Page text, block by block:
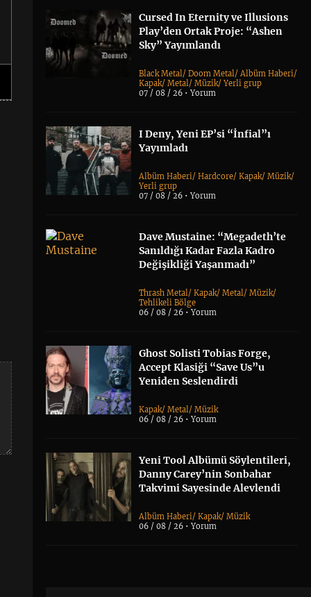
Cursed In Eternity ve Illusions
Play’den Ortak Proje: “Ashen
Sky” Yayımlandı
Black Metal/Doom Metal/Albüm Haberi/
Kapak/Metal/Müzik/Yerli grup
07 / 08 / 26 •Yorum
I Deny, Yeni EP’si “İnfial”ı
Yayımladı
Albüm Haberi/Hardcore/Kapak/Müzik/
Yerli grup
07 / 08 / 26 •Yorum
Dave Mustaine: “Megadeth’te
Sanıldığı Kadar Fazla Kadro
Değişikliği Yaşanmadı”
Thrash Metal/Kapak/Metal/Müzik/
Tehlikeli Bölge
06 / 08 / 26 •Yorum
Ghost Solisti Tobias Forge,
Accept Klasiği “Save Us”u
Yeniden Seslendirdi
Kapak/Metal/Müzik
06 / 08 / 26 •Yorum
Yeni Tool Albümü Söylentileri,
Danny Carey’nin Sonbahar
Takvimi Sayesinde Alevlendi
Albüm Haberi/Kapak/Müzik
06 / 08 / 26 •Yorum